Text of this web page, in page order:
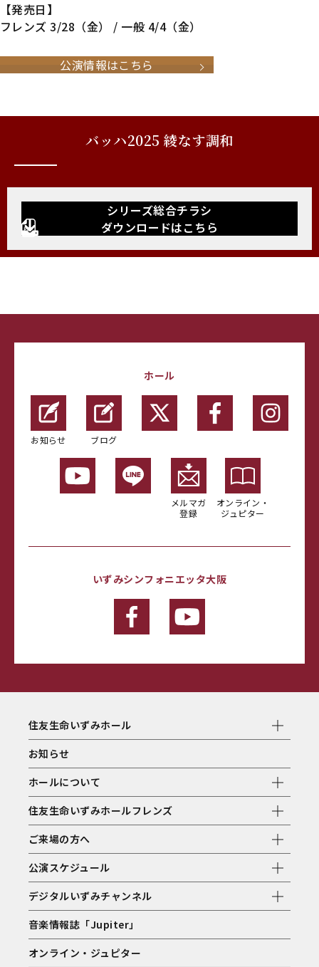
【発売日】
フレンズ 3/28（金） / 一般 4/4（金）
公演情報はこちら
バッハ2025 綾なす調和
シリーズ総合チラシ
ダウンロードはこちら
ホール
お知らせ ブログ
メルマガ
登録
オンライン・
ジュピター
いずみシンフォニエッタ大阪
住友生命いずみホール
お知らせ
ホールについて
住友生命いずみホールフレンズ
ご来場の方へ
公演スケジュール
デジタルいずみチャンネル
音楽情報誌「Jupiter」
オンライン・ジュピター